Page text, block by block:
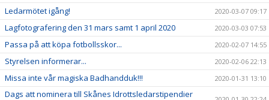
Ledarmötet igång! 2020-03-07 09:17
Lagfotografering den 31 mars samt 1 april 2020 2020-03-03 07:53
Passa på att köpa fotbollsskor... 2020-02-07 14:55
Styrelsen informerar... 2020-02-06 22:13
Missa inte vår magiska Badhandduk!!! 2020-01-31 13:10
Dags att nominera till Skånes Idrottsledarstipendier